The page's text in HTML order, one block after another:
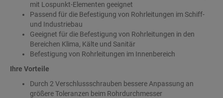
mit Lospunkt-Elementen geeignet
Passend für die Befestigung von Rohrleitungen im Schiff-
und Industriebau
Geeignet für die Befestigung von Rohrleitungen in den
Bereichen Klima, Kälte und Sanitär
Befestigung von Rohrleitungen im Innenbereich
Ihre Vorteile
Durch 2 Verschlussschrauben bessere Anpassung an
größere Toleranzen beim Rohrdurchmesser